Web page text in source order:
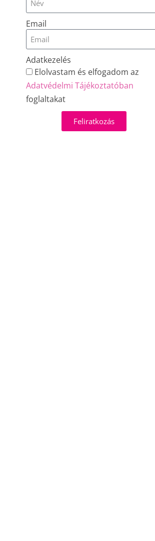
Email
Adatkezelés
Elolvastam és elfogadom az
Adatvédelmi Tájékoztatóban
foglaltakat
Feliratkozás